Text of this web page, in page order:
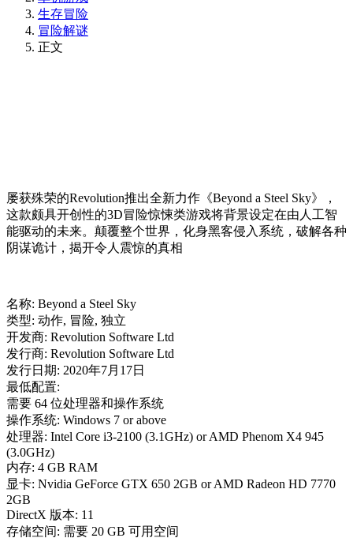
生存冒险
冒险解谜
正文
屡获殊荣的Revolution推出全新力作《Beyond a Steel Sky》，
这款颇具开创性的3D冒险惊悚类游戏将背景设定在由人工智
能驱动的未来。颠覆整个世界，化身黑客侵入系统，破解各种
阴谋诡计，揭开令人震惊的真相
名称: Beyond a Steel Sky
类型: 动作, 冒险, 独立
开发商: Revolution Software Ltd
发行商: Revolution Software Ltd
发行日期: 2020年7月17日
最低配置:
需要 64 位处理器和操作系统
操作系统: Windows 7 or above
处理器: Intel Core i3-2100 (3.1GHz) or AMD Phenom X4 945
(3.0GHz)
内存: 4 GB RAM
显卡: Nvidia GeForce GTX 650 2GB or AMD Radeon HD 7770
2GB
DirectX 版本: 11
存储空间: 需要 20 GB 可用空间